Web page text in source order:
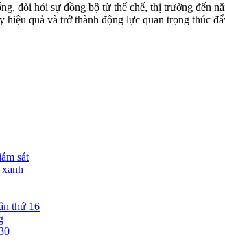
đòi hỏi sự đồng bộ từ thể chế, thị trường đến
quả và trở thành động lực quan trọng thúc
sát
thứ 16